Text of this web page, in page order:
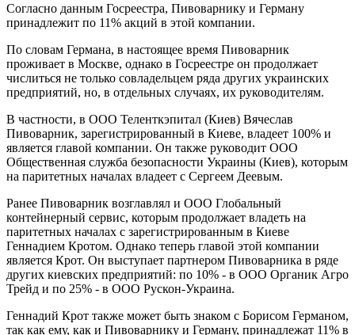
Согласно данным Госреестра, Пивоварнику и Герману
принадлежит по 11% акций в этой компании.
По словам Германа, в настоящее время Пивоварник
проживает в Москве, однако в Госреестре он продолжает
числиться не только совладельцем ряда других украинских
предприятий, но, в отдельных случаях, их руководителям.
В частности, в ООО Теленткэпитал (Киев) Вячеслав
Пивоварник, зарегистрированный в Киеве, владеет 100% и
является главой компании. Он также руководит ООО
Общественная служба безопасности Украины (Киев), которым
на паритетных началах владеет с Сергеем Деевым.
Ранее Пивоварник возглавлял и ООО Глобальный
контейнерный сервис, которым продолжает владеть на
паритетных началах с зарегистрированным в Киеве
Геннадием Кротом. Однако теперь главой этой компании
является Крот. Он выступает партнером Пивоварника в ряде
других киевских предприятий: по 10% - в ООО Органик Агро
Трейд и по 25% - в ООО Рускон-Украина.
Геннадий Крот также может быть знаком с Борисом Германом,
так как ему, как и Пивоварнику и Герману, принадлежат 11% в